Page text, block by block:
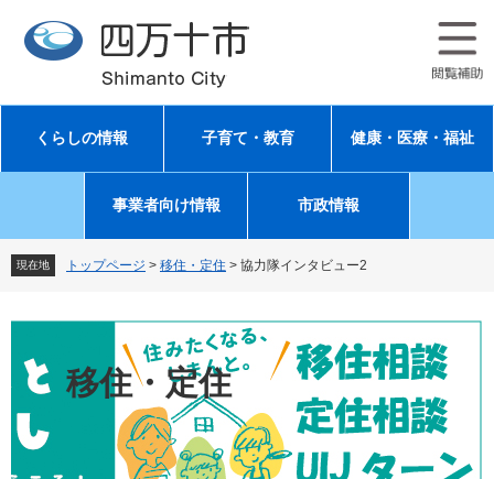
先
す
を
し
文
くらしの情報 子育て・教育 健康・医療・福祉
事業者向け情報 市政情報
現在地 トップページ > 移住・定住 > 協力隊インタビュー2
移住・定住